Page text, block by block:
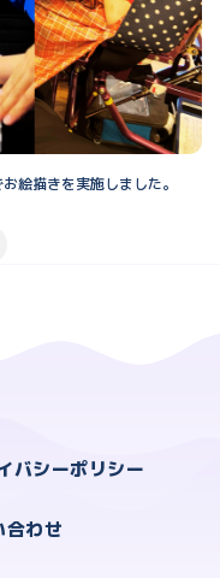
絵描きを実施しました。
バシーポリシー
合わせ